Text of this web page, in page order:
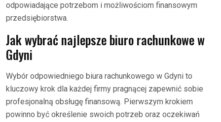
odpowiadające potrzebom i możliwościom finansowym
przedsiębiorstwa.
Jak wybrać najlepsze biuro rachunkowe w
Gdyni
Wybór odpowiedniego biura rachunkowego w Gdyni to
kluczowy krok dla każdej firmy pragnącej zapewnić sobie
profesjonalną obsługę finansową. Pierwszym krokiem
powinno być określenie swoich potrzeb oraz oczekiwań